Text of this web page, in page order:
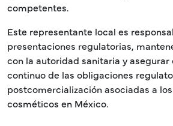
competentes.
Este representante local es
presentaciones regulatorias,
con la autoridad sanitaria y
continuo de las obligaciones
postcomercialización asociadas a
cosméticos en México.